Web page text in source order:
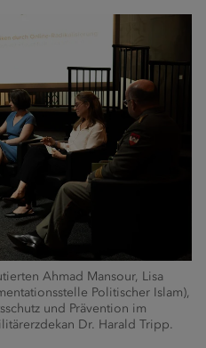
Ahmad Mansour, Lisa
Politischer Islam),
und Prävention im
Dr. Harald Tripp.